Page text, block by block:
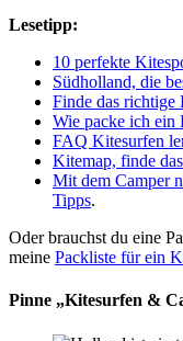
Lesetipp:
10 perfekte
Südholland, die
Finde das richtige
Wie packe ich ein
FAQ Kitesurfen
Kitemap, finde
Mit dem Camper
Tipps.
Oder brauchst du eine
meine Packliste für ein
Pinne „Kitesurfen &